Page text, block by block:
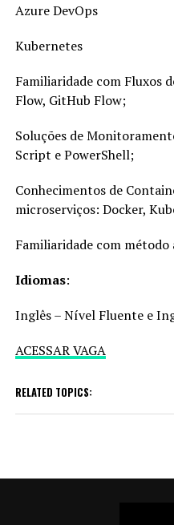
Azure DevOps
Kubernetes
Familiaridade com Fluxos
Flow, GitHub Flow;
Soluções de
Script e PowerShell;
Conhecimentos de
microserviços: Docker,
Familiaridade com
Idiomas:
Inglês – Nível Fluente e
ACESSAR VAGA
RELATED TOPICS: